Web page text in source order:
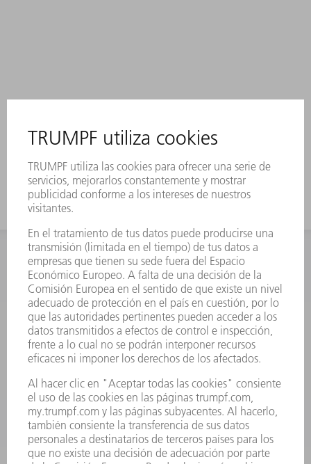
INFORMACIÓN
Preguntas más frecuentes
Condiciones generales de venta
CONTACTO
Departamento de Repuestos
+34 91 657 36 70
Viernes de 8h – 17h
repuestos@es.trumpf.com
CONTACTO
Departamento de Utillaje
+34 91 657 36 69